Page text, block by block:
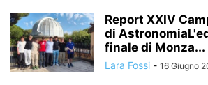
Report XXIV
di
finale di Monza...
Lara Fossi - 16 Giugno